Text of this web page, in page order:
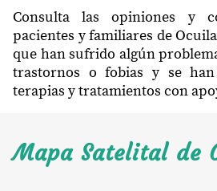
Consulta las opiniones y
pacientes y familiares de
que han sufrido algún
trastornos o fobias y se
terapias y tratamientos con
Mapa Satelital de